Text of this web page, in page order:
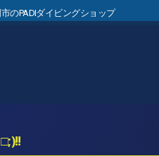
のPADIダイビングショップ